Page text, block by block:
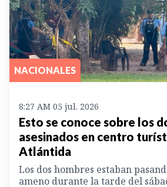
NACIONALES
8:27 AM 05 jul. 2026
Esto se conoce sobre los
asesinados en centro
Atlántida
Los dos hombres estaban
ameno durante la tarde del